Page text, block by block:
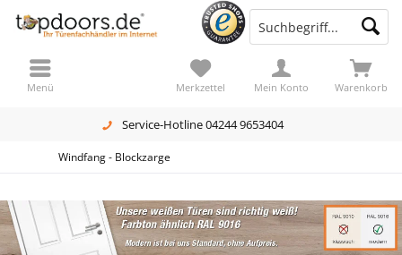
Service-Hotline 04244 9653404
Warenkorb
Merkzettel Mein Konto
Menü
Windfang - Blockzarge